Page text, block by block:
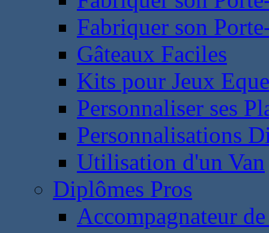
Fabriquer son
Gâteaux Faciles
Kits pour Jeux
Personnaliser ses
Personnalisations
Utilisation d'un Van
Diplômes Pros
Accompagnateur